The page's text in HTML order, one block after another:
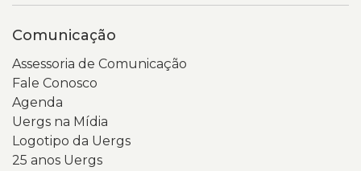
Comunicação
Assessoria de Comunicação
Fale Conosco
Agenda
Uergs na Mídia
Logotipo da Uergs
25 anos Uergs